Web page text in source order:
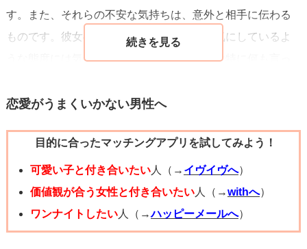
す。また、それらの不安な気持ちは、意外と相手に伝わる
ものです。彼女の方も、質問者様が何かを気にしているよ
うな態度には気づいているけど、質問者様は特に何も言っ
ントしてよいのかわからず話しかけてこないのだと思いま
業務上、患者さんの情報をシェアするのは当然です。質問
者様から話しかけないようにしていた時期もあったようで
すが、業務上でもそういった態度になってしまっていませ
んか。今回の相談にあった内容（質問者様に相談なく業務
内容の変更があったこと）は、もしかしたらそういった質
恋愛がうまくいかない男性へ
目的に合ったマッチングアプリを試してみよう！
可愛い子と付き合いたい人（→ イヴイヴへ）
価値観が合う女性と付き合いたい人（→withへ）
ワンナイトしたい人（→ハッピーメールへ）